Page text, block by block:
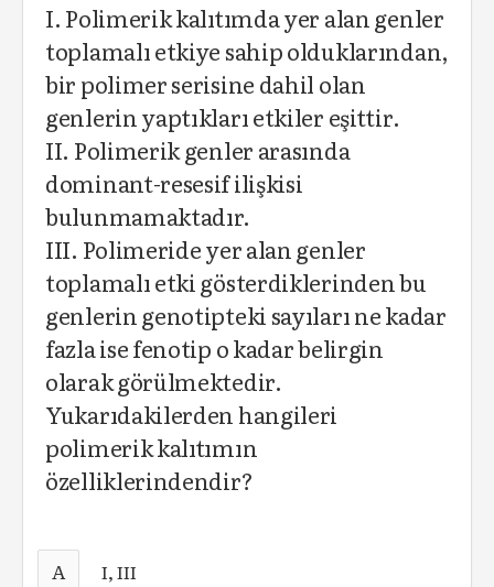
I. Polimerik kalıtımda yer alan genler
toplamalı etkiye sahip olduklarından,
bir polimer serisine dahil olan
genlerin yaptıkları etkiler eşittir.
II. Polimerik genler arasında
dominant-resesif ilişkisi
bulunmamaktadır.
III. Polimeride yer alan genler
toplamalı etki gösterdiklerinden bu
genlerin genotipteki sayıları ne kadar
fazla ise fenotip o kadar belirgin
olarak görülmektedir.
Yukarıdakilerden hangileri
polimerik kalıtımın
özelliklerindendir?
A I, III